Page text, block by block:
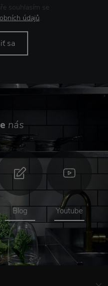
souhlasím se
údajů.
sa
nás
Blog Youtube